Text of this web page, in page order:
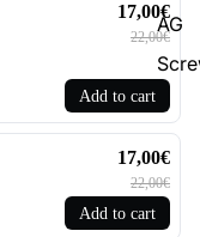
AG
17,00€
22,00€
Add to cart
17,00€
22,00€
Add to cart